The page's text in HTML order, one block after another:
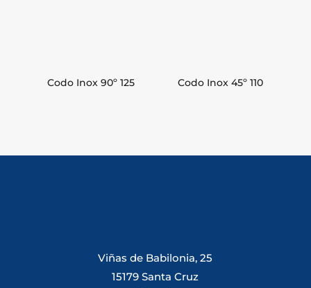
Codo Inox 90º 125 Codo Inox 45º 110
Viñas de Babilonia, 25
15179 Santa Cruz